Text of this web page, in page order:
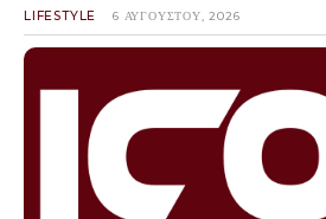
LIFESTYLE 6 ΑΥΓΟΎΣΤΟΥ, 2026